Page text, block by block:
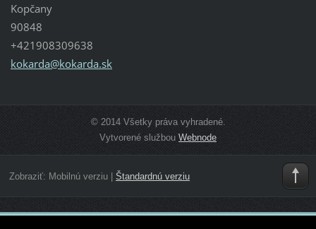
Kopčany
90848
+421908309638
kokarda@kokarda.sk
© 2014 Všetky práva vyhradené.
Vytvorené službouWebnode
Zobraziť: Mobilnú verziu| Štandardnú verziu